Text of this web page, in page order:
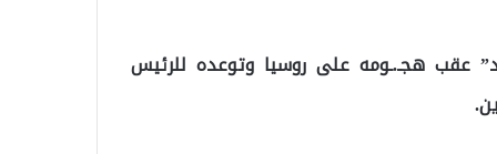
عقب هجـ.ـومه على روسيا وتوعده للرئيس